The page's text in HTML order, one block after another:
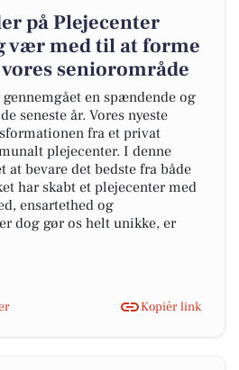
på Plejecenter
vær med til at forme
seniorområde
en spændende og
seneste år. Vores nyeste
fra et privat
plejecenter. I denne
at bevare det bedste fra både
har skabt et plejecenter med
ensartethed og
dog gør os helt unikke, er
Kopiér link